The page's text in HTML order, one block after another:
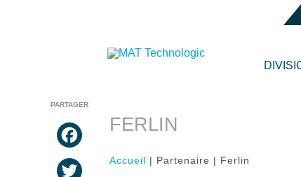
PARTAGER
FACEBOOK
FERLIN
Accueil | Partenaire | Ferlin